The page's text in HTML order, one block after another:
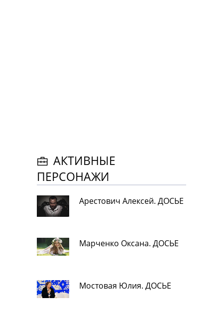
АКТИВНЫЕ
ПЕРСОНАЖИ
Арестович Алексей. ДОСЬЕ
Марченко Оксана. ДОСЬЕ
Мостовая Юлия. ДОСЬЕ